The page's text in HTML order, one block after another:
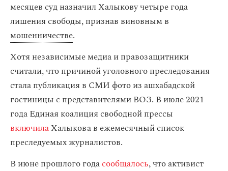
месяцев суд назначил Халыкову четыре года
лишения свободы, признав виновным в
мошенничестве.
Хотя независимые медиа и правозащитники
считали, что причиной уголовного преследования
стала публикация в СМИ фото из ашхабадской
гостиницы с представителями ВОЗ. В июле 2021
года Единая коалиция свободной прессы
включилаХалыкова в ежемесячный список
преследуемых журналистов.
В июне прошлого годасообщалось, что активист